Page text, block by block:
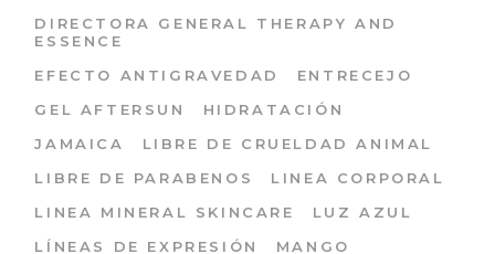
DIRECTORA GENERAL THERAPY AND
ESSENCE
EFECTO ANTIGRAVEDAD
ENTRECEJO
GEL AFTERSUN
HIDRATACIÓN
JAMAICA
LIBRE DE CRUELDAD ANIMAL
LIBRE DE PARABENOS
LINEA CORPORAL
LINEA MINERAL SKINCARE
LUZ AZUL
LÍNEAS DE EXPRESIÓN
MANGO